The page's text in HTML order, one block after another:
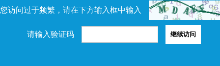
访问过于频繁，请在下方输入框中输入
请输入验证码 继续访问